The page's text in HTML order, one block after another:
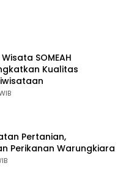
SOMEAH
Kualitas
Pertanian,
Perikanan Warungkiara